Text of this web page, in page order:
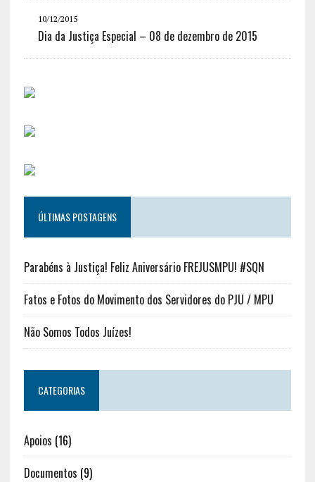
10/12/2015
Dia da Justiça Especial – 08 de dezembro de 2015
ÚLTIMAS POSTAGENS
Parabéns à Justiça! Feliz Aniversário FREJUSMPU! #SQN
Fatos e Fotos do Movimento dos Servidores do PJU / MPU
Não Somos Todos Juízes!
CATEGORIAS
Apoios (16)
Documentos (9)